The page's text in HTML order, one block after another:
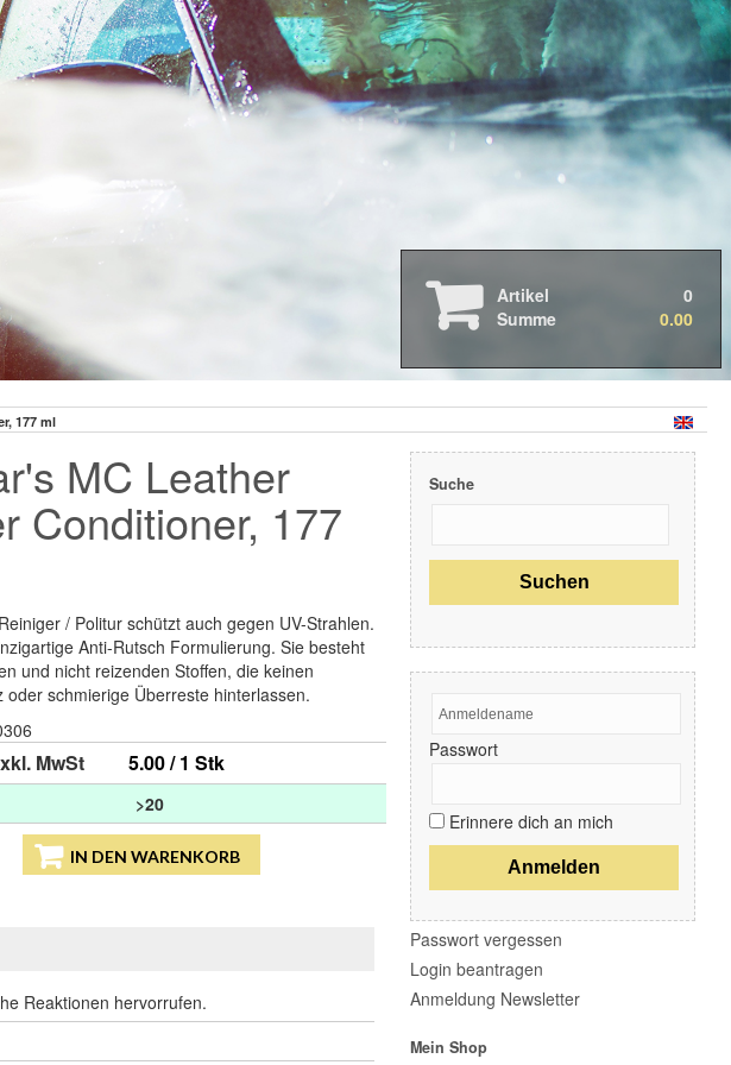
Autopflege
Boots- und Wohnmobilpflege
Abverkauf
Reinigung
Kunststoffpflege
Lederpflege
Professionelle Anwendung
Artikel
0
Summe
0.00
177 ml
MC Leather
Conditioner, 177
/ Politur schützt auch gegen UV-Strahlen.
Anti-Rutsch Formulierung. Sie besteht
und nicht reizenden Stoffen, die keinen
oder schmierige Überreste hinterlassen.
MwSt 5.00 / 1 Stk
>20
IN DEN WARENKORB
Reaktionen hervorrufen.
Suche
Passwort
Erinnere dich an mich
Passwort vergessen
Login beantragen
Anmeldung Newsletter
Mein Shop